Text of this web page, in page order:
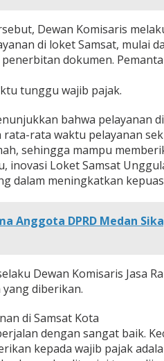
Dewan Komisaris
di loket Samsat, mulai
dokumen.
tunggu wajib pajak.
bahwa pelayanan
rata waktu pelayanan
sehingga mampu
inovasi Loket Samsat
dalam meningkatkan
Anggota DPRD Medan
Dewan Komisaris Jasa
diberikan.
di Samsat Kota
dengan sangat baik.
kepada wajib pajak